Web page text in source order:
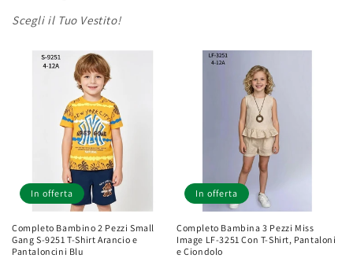
Scegli il Tuo Vestito!
In offerta
Completo Bambino 2 Pezzi Small
Gang S-9251 T-Shirt Arancio e
Pantaloncini Blu
In offerta
Completo Bambina 3 Pezzi Miss
Image LF-3251 Con T-Shirt, Pantaloni
e Ciondolo